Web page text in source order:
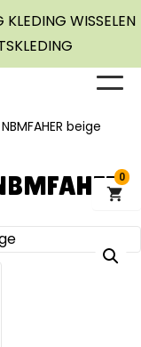
WISSELEN
beige
0